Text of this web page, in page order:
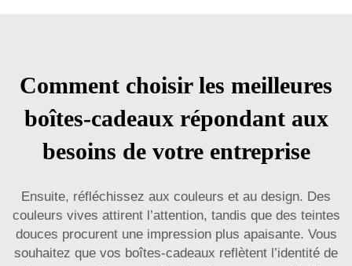
Comment choisir les meilleures
boîtes-cadeaux répondant aux
besoins de votre entreprise
Ensuite, réfléchissez aux couleurs et au design. Des
couleurs vives attirent l’attention, tandis que des teintes
douces procurent une impression plus apaisante. Vous
souhaitez que vos boîtes-cadeaux reflètent l’identité de